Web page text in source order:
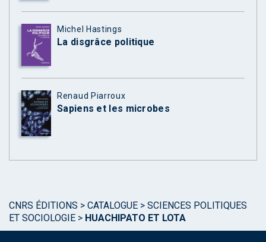
Michel Hastings
La disgrâce politique
Renaud Piarroux
Sapiens et les microbes
CNRS ÉDITIONS > CATALOGUE > SCIENCES POLITIQUES
ET SOCIOLOGIE > HUACHIPATO ET LOTA